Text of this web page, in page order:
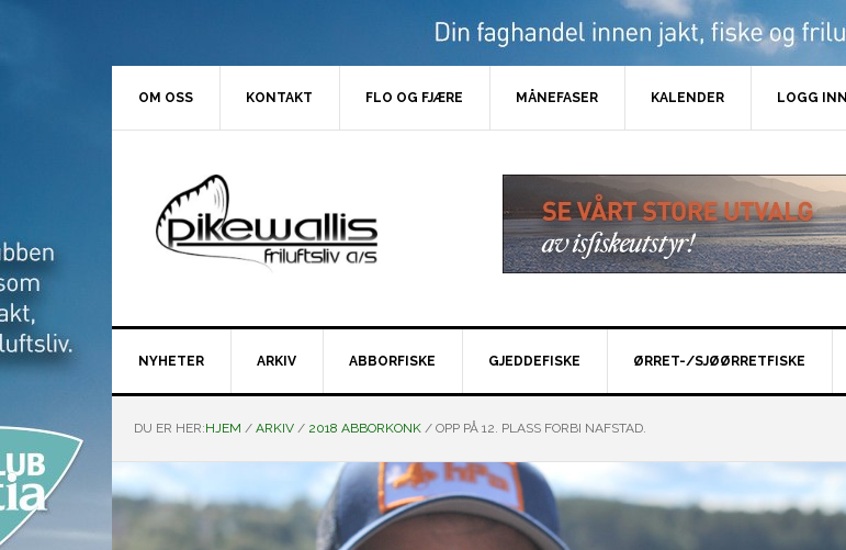
OM OSS KONTAKT FLO OG FJÆRE MÅNEFASER KALENDER LOGG INN
NYHETER ARKIV ABBORFISKE GJEDDEFISKE ØRRET-/SJØØRRETFISKE
DU ER HER:HJEM / ARKIV / 2018 ABBORKONK / OPP PÅ 12. PLASS FORBI NAFSTAD.